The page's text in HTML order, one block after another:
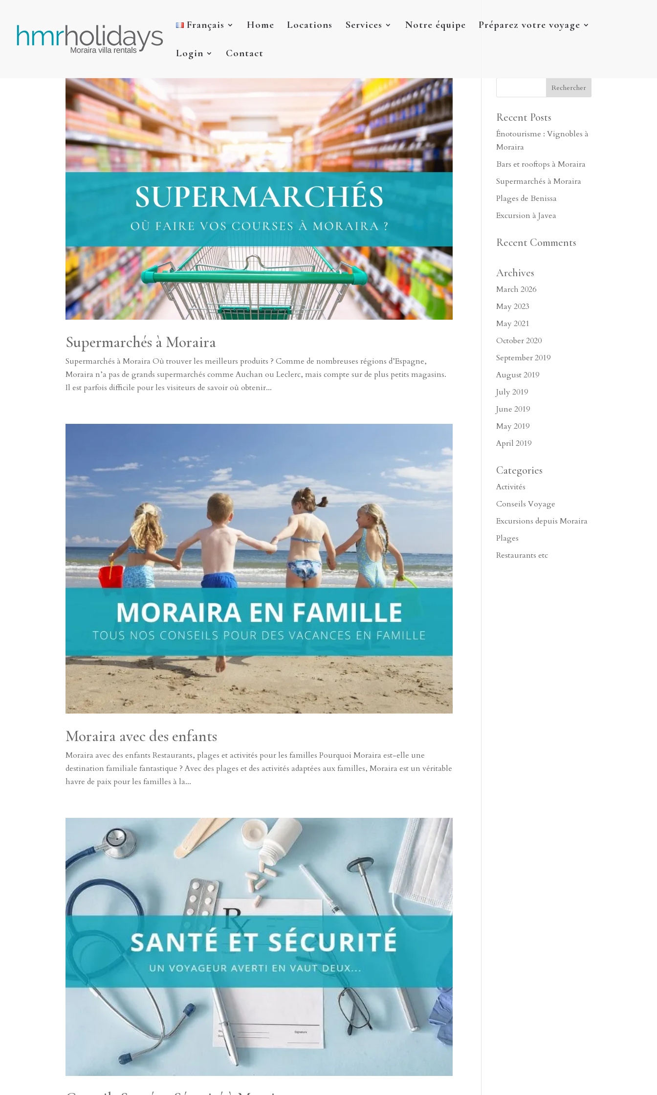
Français Home Locations Services Notre équipe Préparez votre voyage
Login Contact
Supermarchés à Moraira
Supermarchés à Moraira Où trouver les meilleurs produits ? Comme de nombreuses régions d’Espagne,
Moraira n’a pas de grands supermarchés comme Auchan ou Leclerc, mais compte sur de plus petits magasins.
Il est parfois difficile pour les visiteurs de savoir où obtenir...
Moraira avec des enfants
Moraira avec des enfants Restaurants, plages et activités pour les familles Pourquoi Moraira est-elle une
destination familiale fantastique ? Avec des plages et des activités adaptées aux familles, Moraira est un véritable
havre de paix pour les familles à la...
Recent Posts
Énotourisme : Vignobles à
Moraira
Bars et rooftops à Moraira
Supermarchés à Moraira
Plages de Benissa
Excursion à Javea
Recent Comments
Archives
March 2026
May 2023
May 2021
October 2020
September 2019
August 2019
July 2019
June 2019
May 2019
April 2019
Categories
Activités
Conseils Voyage
Excursions depuis Moraira
Plages
Restaurants etc